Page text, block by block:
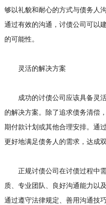
够以礼貌和耐心的方式与债务人
通过有效的沟通，讨债公司可以
的可能性。
灵活的解决方案
成功的讨债公司应该具备灵活
的解决方案。除了追求债务清偿
期付款计划或其他合理安排。通
更好地满足债务人的需求，达成
正规讨债公司在讨债过程中需
质、专业团队、良好沟通能力以
通过遵守法律规定、善用沟通技